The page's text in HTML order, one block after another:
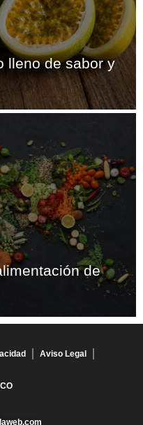
lleno de sabor y
de
Aviso Legal